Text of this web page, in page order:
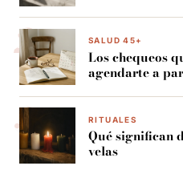
SALUD 45+
Los chequeos
agendarte a
RITUALES
Qué significan
velas